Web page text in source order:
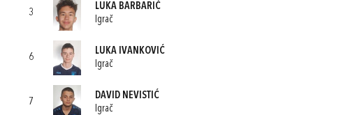
3
LUKA BARBARIĆ
Igrač
6
LUKA IVANKOVIĆ
Igrač
7
DAVID NEVISTIĆ
Igrač